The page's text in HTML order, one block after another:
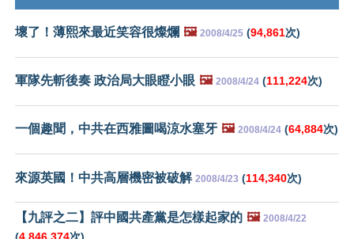
壞了！薄熙來最近笑容很燦爛 🖼️ 2008/4/25 (94,861次)
軍隊先斬後奏 政治局大眼瞪小眼 🖼️ 2008/4/24 (111,224次)
一個趣聞，中共在西雅圖喝涼水塞牙 🖼️ 2008/4/24 (64,884次)
來源英國！中共高層機密被破解 2008/4/23 (114,340次)
【九評之二】評中國共產黨是怎樣起家的 🖼️ 2008/4/22